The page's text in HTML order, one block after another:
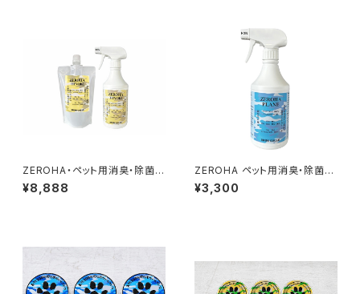
ZEROHA・ペット用消臭・除菌ス
プレー 吉野ひのきタイプ 本体
約520mlと詰め替え約1ℓセット
¥8,888
ZEROHA ペット用消臭・除菌ス
プレー プレーン(無香料)タイ
プ 約520ml
¥3,300